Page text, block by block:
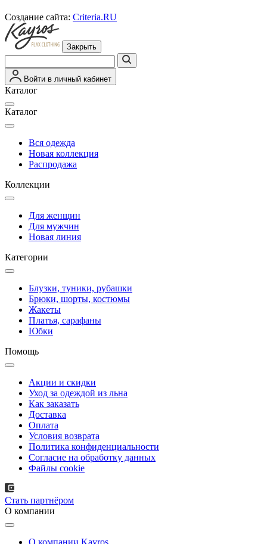
Создание сайта: Criteria.RU
Закрыть
Войти в личный кабинет
Каталог
Каталог
Вся одежда
Новая коллекция
Распродажа
Коллекции
Для женщин
Для мужчин
Новая линия
Категории
Блузки, туники, рубашки
Брюки, шорты, костюмы
Жакеты
Платья, сарафаны
Юбки
Помощь
Акции и скидки
Уход за одеждой из льна
Как заказать
Доставка
Оплата
Условия возврата
Политика конфиденциальности
Согласие на обработку данных
Файлы cookie
Стать партнёром
О компании